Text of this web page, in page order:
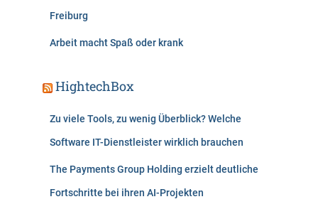
Freiburg
Arbeit macht Spaß oder krank
HightechBox
Zu viele Tools, zu wenig Überblick? Welche
Software IT-Dienstleister wirklich brauchen
The Payments Group Holding erzielt deutliche
Fortschritte bei ihren AI-Projekten